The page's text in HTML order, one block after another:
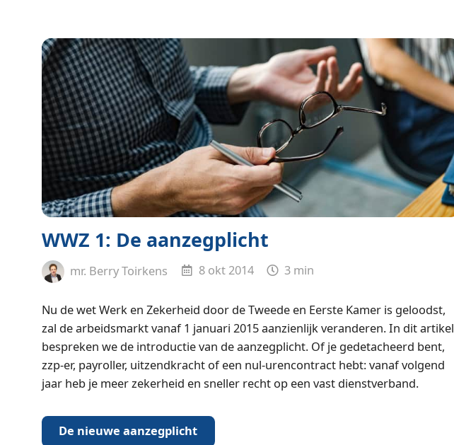
WWZ 1: De aanzegplicht
mr. Berry Toirkens 8 okt 2014 3 min
Nu de wet Werk en Zekerheid door de Tweede en Eerste Kamer is geloodst,
zal de arbeidsmarkt vanaf 1 januari 2015 aanzienlijk veranderen. In dit artikel
bespreken we de introductie van de aanzegplicht. Of je gedetacheerd bent,
zzp-er, payroller, uitzendkracht of een nul-urencontract hebt: vanaf volgend
jaar heb je meer zekerheid en sneller recht op een vast dienstverband.
De nieuwe aanzegplicht